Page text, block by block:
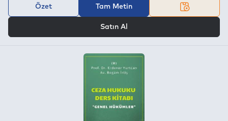
Özet Tam Metin
Satın Al